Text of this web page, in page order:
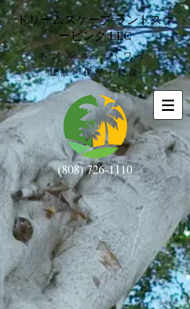
ドリームスケープ ランドスケ
ーピング LLC
ホノルル、ハワイ
建設・保守・修復
(808) 726-1110